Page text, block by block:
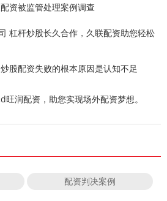
资被监管处理案例调查
杠杆炒股长久合作，久联配资助您轻松
股配资失败的根本原因是认知不足
旺润配资，助您实现场外配资梦想。
配资判决案例